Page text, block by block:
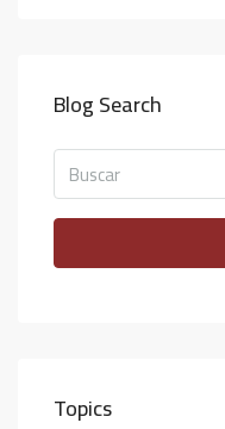
Blog Search
Topics